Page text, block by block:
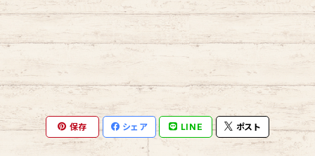
保存 シェア LINE ポスト